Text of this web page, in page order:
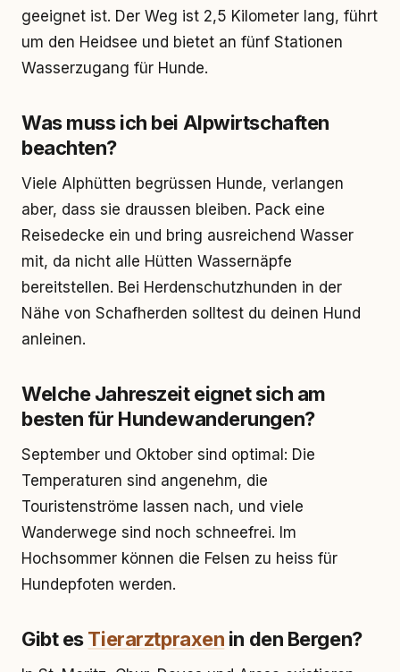
geeignet ist. Der Weg ist 2,5 Kilometer lang, führt
um den Heidsee und bietet an fünf Stationen
Wasserzugang für Hunde.
Was muss ich bei Alpwirtschaften
beachten?
Viele Alphütten begrüssen Hunde, verlangen
aber, dass sie draussen bleiben. Pack eine
Reisedecke ein und bring ausreichend Wasser
mit, da nicht alle Hütten Wassernäpfe
bereitstellen. Bei Herdenschutzhunden in der
Nähe von Schafherden solltest du deinen Hund
anleinen.
Welche Jahreszeit eignet sich am
besten für Hundewanderungen?
September und Oktober sind optimal: Die
Temperaturen sind angenehm, die
Touristenströme lassen nach, und viele
Wanderwege sind noch schneefrei. Im
Hochsommer können die Felsen zu heiss für
Hundepfoten werden.
Gibt esTierarztpraxen in den Bergen?